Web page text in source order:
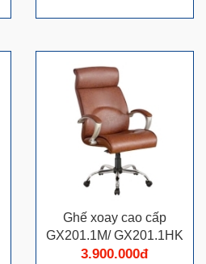
Ghế xoay cao cấp
GX201.1M/ GX201.1HK
3.900.000đ